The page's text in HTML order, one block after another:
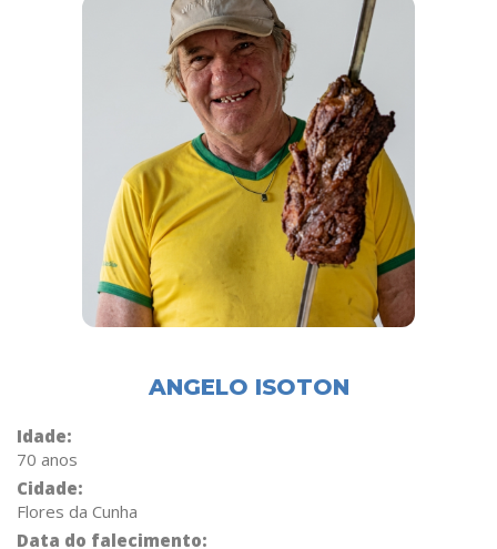
ANGELO ISOTON
Idade:
70 anos
Cidade:
Flores da Cunha
Data do falecimento: